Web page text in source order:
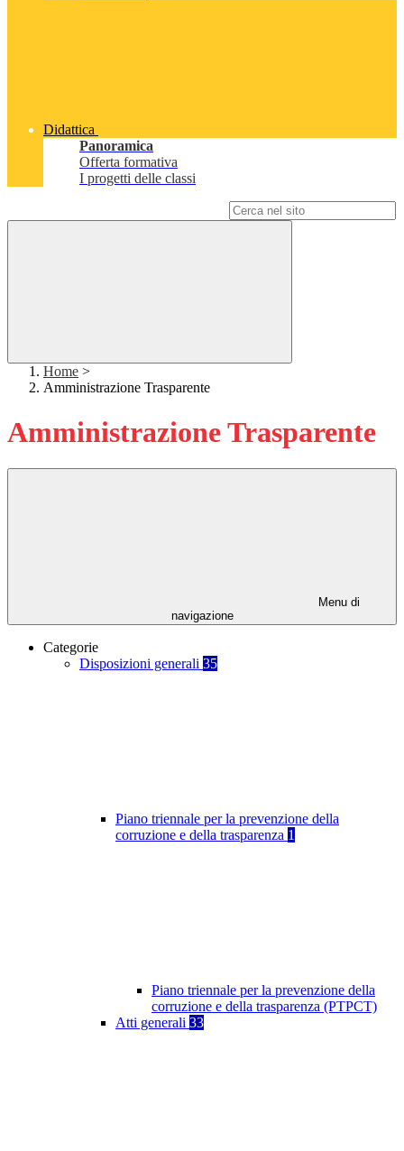
Didattica
Panoramica
Offerta formativa
I progetti delle classi
Home >
Amministrazione Trasparente
Amministrazione Trasparente
Menu di
navigazione
Categorie
Disposizioni generali 35
Piano triennale per la prevenzione della
corruzione e della trasparenza 1
Piano triennale per la prevenzione della
corruzione e della trasparenza (PTPCT)
Atti generali 33